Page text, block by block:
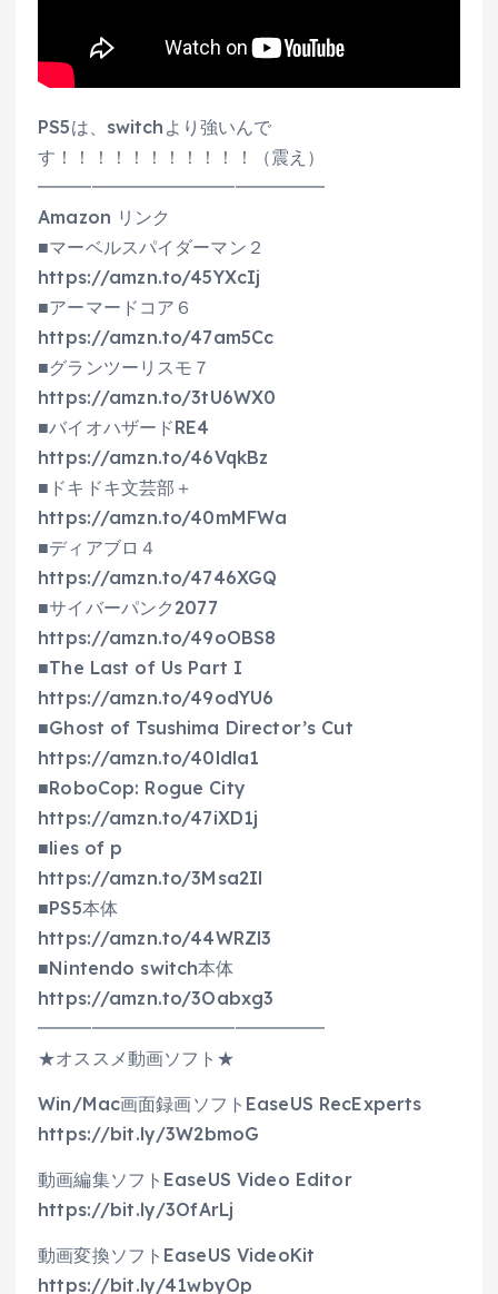
PS5は、switchより強いんで
す！！！！！！！！！！！（震え）
━━━━━━━━━━━━━━━━
Amazon リンク
■マーベルスパイダーマン２
https://amzn.to/45YXcIj
■アーマードコア６
https://amzn.to/47am5Cc
■グランツーリスモ７
https://amzn.to/3tU6WX0
■バイオハザードRE4
https://amzn.to/46VqkBz
■ドキドキ文芸部＋
https://amzn.to/40mMFWa
■ディアブロ４
https://amzn.to/4746XGQ
■サイバーパンク2077
https://amzn.to/49oOBS8
■The Last of Us Part I
https://amzn.to/49odYU6
■Ghost of Tsushima Director’s Cut
https://amzn.to/40ldla1
■RoboCop: Rogue City
https://amzn.to/47iXD1j
■lies of p
https://amzn.to/3Msa2Il
■PS5本体
https://amzn.to/44WRZl3
■Nintendo switch本体
https://amzn.to/3Oabxg3
━━━━━━━━━━━━━━━━
★オススメ動画ソフト★
Win/Mac画面録画ソフトEaseUS RecExperts
https://bit.ly/3W2bmoG
動画編集ソフトEaseUS Video Editor
https://bit.ly/3OfArLj
動画変換ソフトEaseUS VideoKit
https://bit.ly/41wbyOp